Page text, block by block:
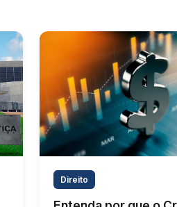
Direito